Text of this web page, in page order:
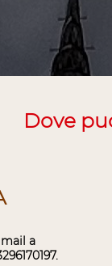
Dove
a